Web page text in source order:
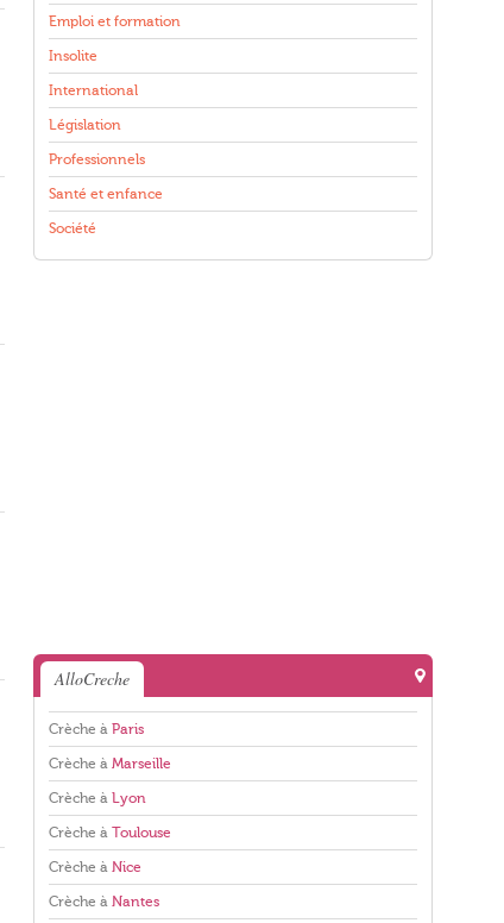
Emploi et formation
Insolite
International
Législation
Professionnels
Santé et enfance
Société
AlloCreche
Crèche à Paris
Crèche à Marseille
Crèche à Lyon
Crèche à Toulouse
Crèche à Nice
Crèche à Nantes